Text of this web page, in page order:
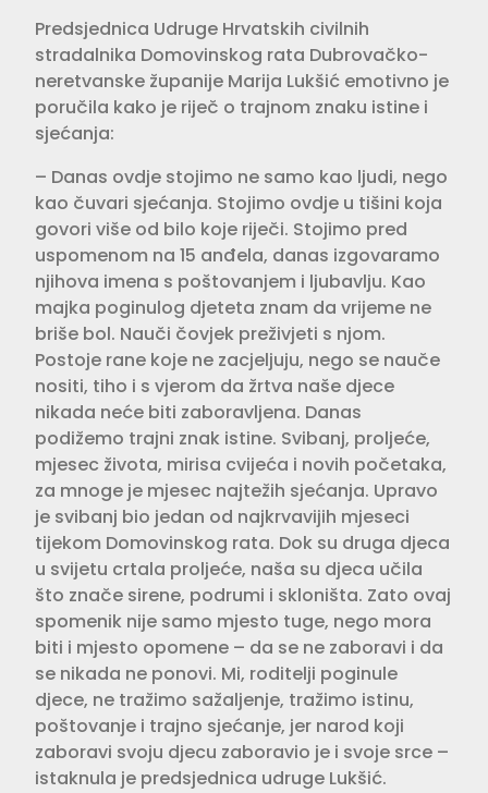
Predsjednica Udruge Hrvatskih civilnih
stradalnika Domovinskog rata Dubrovačko-
neretvanske županije Marija Lukšić emotivno je
poručila kako je riječ o trajnom znaku istine i
sjećanja:
– Danas ovdje stojimo ne samo kao ljudi, nego
kao čuvari sjećanja. Stojimo ovdje u tišini koja
govori više od bilo koje riječi. Stojimo pred
uspomenom na 15 anđela, danas izgovaramo
njihova imena s poštovanjem i ljubavlju. Kao
majka poginulog djeteta znam da vrijeme ne
briše bol. Nauči čovjek preživjeti s njom.
Postoje rane koje ne zacjeljuju, nego se nauče
nositi, tiho i s vjerom da žrtva naše djece
nikada neće biti zaboravljena. Danas
podižemo trajni znak istine. Svibanj, proljeće,
mjesec života, mirisa cvijeća i novih početaka,
za mnoge je mjesec najtežih sjećanja. Upravo
je svibanj bio jedan od najkrvavijih mjeseci
tijekom Domovinskog rata. Dok su druga djeca
u svijetu crtala proljeće, naša su djeca učila
što znače sirene, podrumi i skloništa. Zato ovaj
spomenik nije samo mjesto tuge, nego mora
biti i mjesto opomene – da se ne zaboravi i da
se nikada ne ponovi. Mi, roditelji poginule
djece, ne tražimo sažaljenje, tražimo istinu,
poštovanje i trajno sjećanje, jer narod koji
zaboravi svoju djecu zaboravio je i svoje srce –
istaknula je predsjednica udruge Lukšić.